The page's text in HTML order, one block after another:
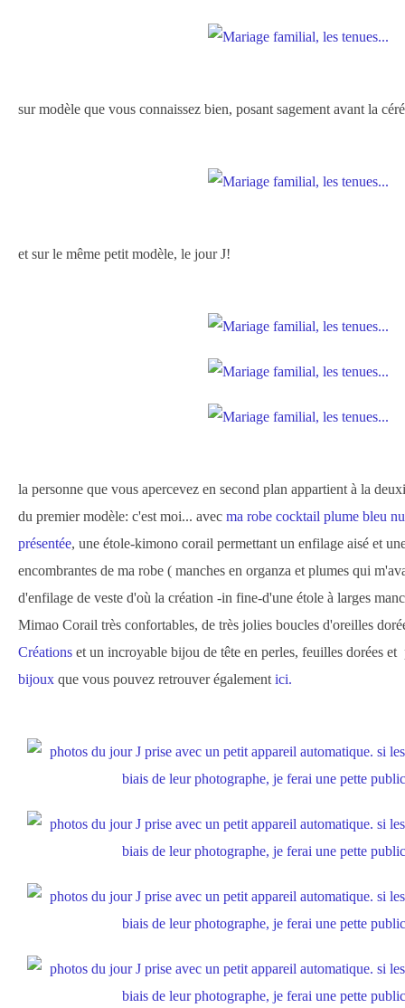
sur modèle que vous connaissez bien, posant sagement avant la
et sur le même petit modèle, le jour J!
la personne que vous apercevez en second plan appartient à la
du premier modèle: c'est moi... avec ma robe cocktail plume bleu
présentée, une étole-kimono corail permettant un enfilage aisé et
encombrantes de ma robe ( manches en organza et plumes qui
d'enfilage de veste d'où la création -in fine-d'une étole à larges
Mimao Corail très confortables, de très jolies boucles d'oreilles
Créations et un incroyable bijou de tête en perles, feuilles dorées
bijoux que vous pouvez retrouver également ici.